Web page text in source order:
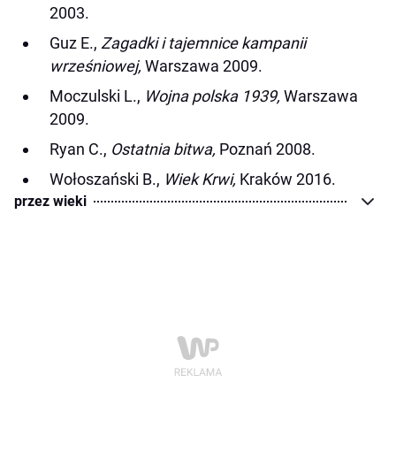
2003.
Guz E., Zagadki i tajemnice kampanii
wrześniowej, Warszawa 2009.
Moczulski L., Wojna polska 1939, Warszawa
2009.
Ryan C., Ostatnia bitwa, Poznań 2008.
Wołoszański B., Wiek Krwi, Kraków 2016.
przez wieki